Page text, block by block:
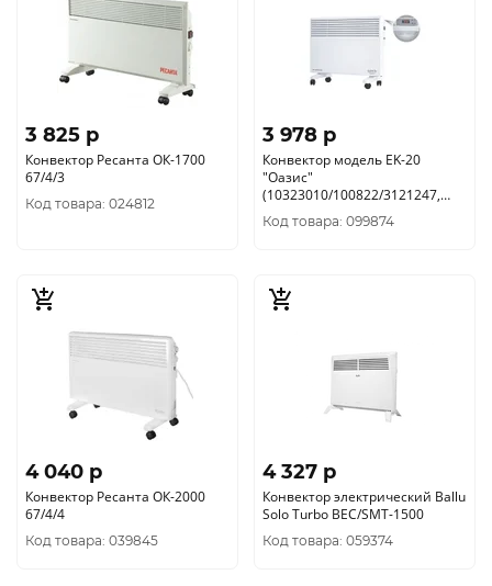
3 825 p
Конвектор Ресанта ОК-1700
67/4/3
Код товара: 024812
3 978 p
Конвектор модель EK-20
"Оазис"
(10323010/100822/3121247,
КИТАЙ )
Код товара: 099874
4 040 p
Конвектор Ресанта ОК-2000
67/4/4
Код товара: 039845
4 327 p
Конвектор электрический Ballu
Solo Turbo BEC/SMT-1500
Код товара: 059374